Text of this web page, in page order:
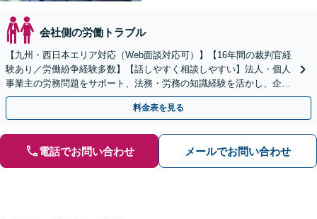
会社側の労働トラブル
【九州・西日本エリア対応（Web面談対応可）】【16年間の裁判官経
験あり／労働紛争経験多数】【話しやすく相談しやすい】法人・個人
事業主の労務問題をサポート、法務・労務の知識経験を活かし、企業
側から御社の労働問題解決に尽力します。
料金表を見る
電話でお問い合わせ メールでお問い合わせ